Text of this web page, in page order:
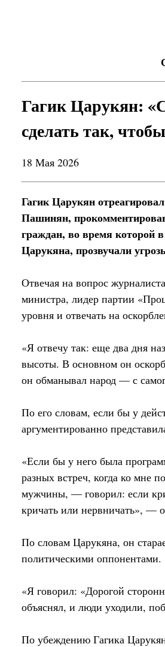
Гагик Царукян:
сделать так,
18 Мая 2026
Гагик Царукян
Пашинян,
граждан, во время которой
Царукяна, прозвучали
Отвечая на вопрос
министра, лидер партии
уровня и отвечать на
«Я отвечу так: еще два дня
высоты. В основном он
он обманывал народ — с
По его словам, если бы у
аргументированно
«Если бы у него была
разных встреч, когда ко мне
мужчины, — говорил: если
кричать или нервничать», —
По словам Царукяна, он
политическими оппонентами.
«Я говорил: «Дорогой
объяснял, и люди уходили,
По убеждению Гагика